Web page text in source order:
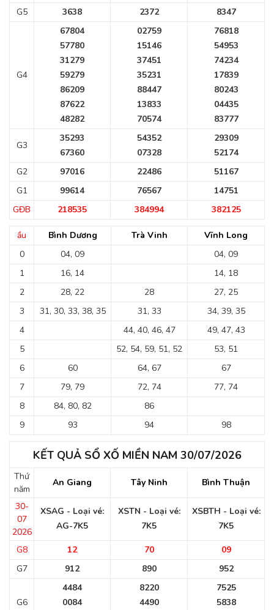
G5
3638 2372 8347
G4
67804
57780
31279
59279
86209
87622
48282
02759
15146
37451
35231
88447
13833
70574
76818
54953
74234
17839
80243
04435
83777
G3
35293
67360
54352
07328
29309
52174
G2
97016 22486
51167
G1
99614 76567
14751
GĐB
218535 384994 382125
ầu Bình Dương Trà Vinh
Vĩnh Long
0
04, 09
04, 09
1
16, 14
14, 18
2
28, 22 28
27, 25
3
31, 30, 33, 38, 35 31, 33
34, 39, 35
4
44, 40, 46, 47
49, 47, 43
5
52, 54, 59, 51, 52
53, 51
6
60 64, 67
67
7
79, 79 72, 74
77, 74
8
84, 80, 82
86
9
93 94 98
KẾT QUẢ SỔ XỐ MIỀN NAM 30/07/2026
Thứ
năm
An Giang Tây Ninh Bình Thuận
30-
07
2026
XSAG - Loại vé:
AG-7K5
XSTN - Loại vé:
7K5
XSBTH - Loại vé:
7K5
G8 12 70
09
G7
912 890 952
G6
4484
0084
8220
4490
7525
5838